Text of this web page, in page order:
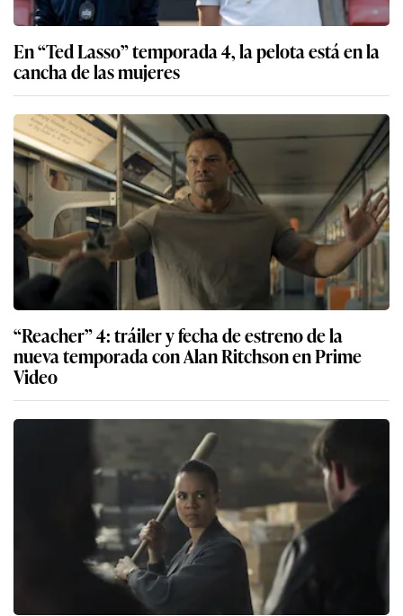
En “Ted Lasso” temporada 4, la pelota está en la
cancha de las mujeres
“Reacher” 4: tráiler y fecha de estreno de la
nueva temporada con Alan Ritchson en Prime
Video